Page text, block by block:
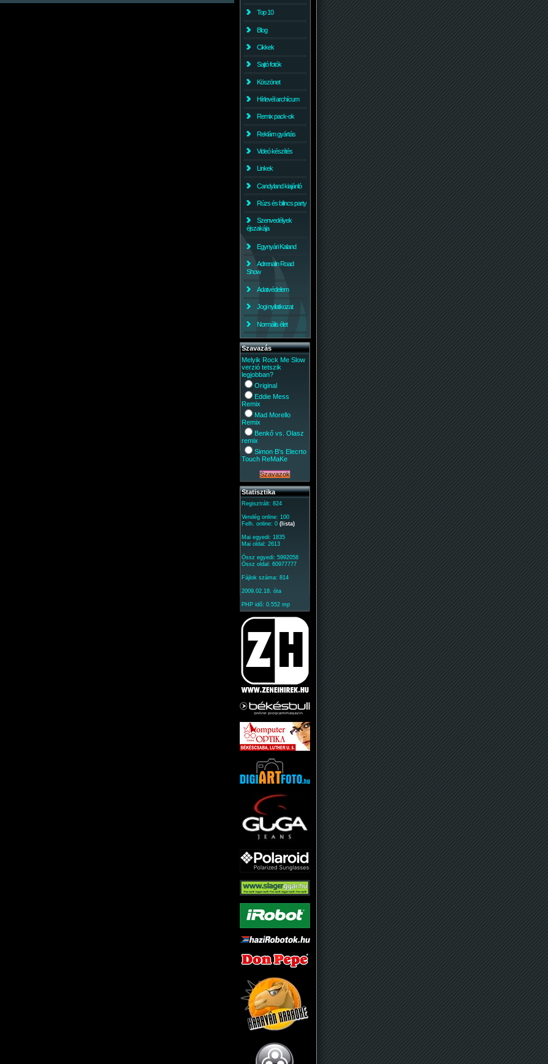
Top 10
Blog
Cikkek
Sajtó fotók
Köszönet
Hírlevél archícum
Remix pack-ok
Reklám gyártás
Videó készítés
Linkek
Candyland kiajánló
Rúzs és bilincs party
Szenvedélyek
éjszakája
Egynyári Kaland
Adrenalin Road
Show
Adatvédelem
Jogi nyilatkozat
Normális élet
Szavazás
Melyik Rock Me Slow
verzió tetszik
legjobban?
Original
Eddie Mess
Remix
Mad Morello
Remix
Benkő vs. Olasz
remix
Simon B's Elecrto
Touch ReMaKe
Statisztika
Regisztrált: 824
Vendég online: 100
Felh. online: 0 (lista)
Mai egyedi: 1835
Mai oldal: 2613
Össz egyedi: 5992058
Össz oldal: 60977777
Fájlok száma: 814
2009.02.18. óta
PHP idő: 0.552 mp